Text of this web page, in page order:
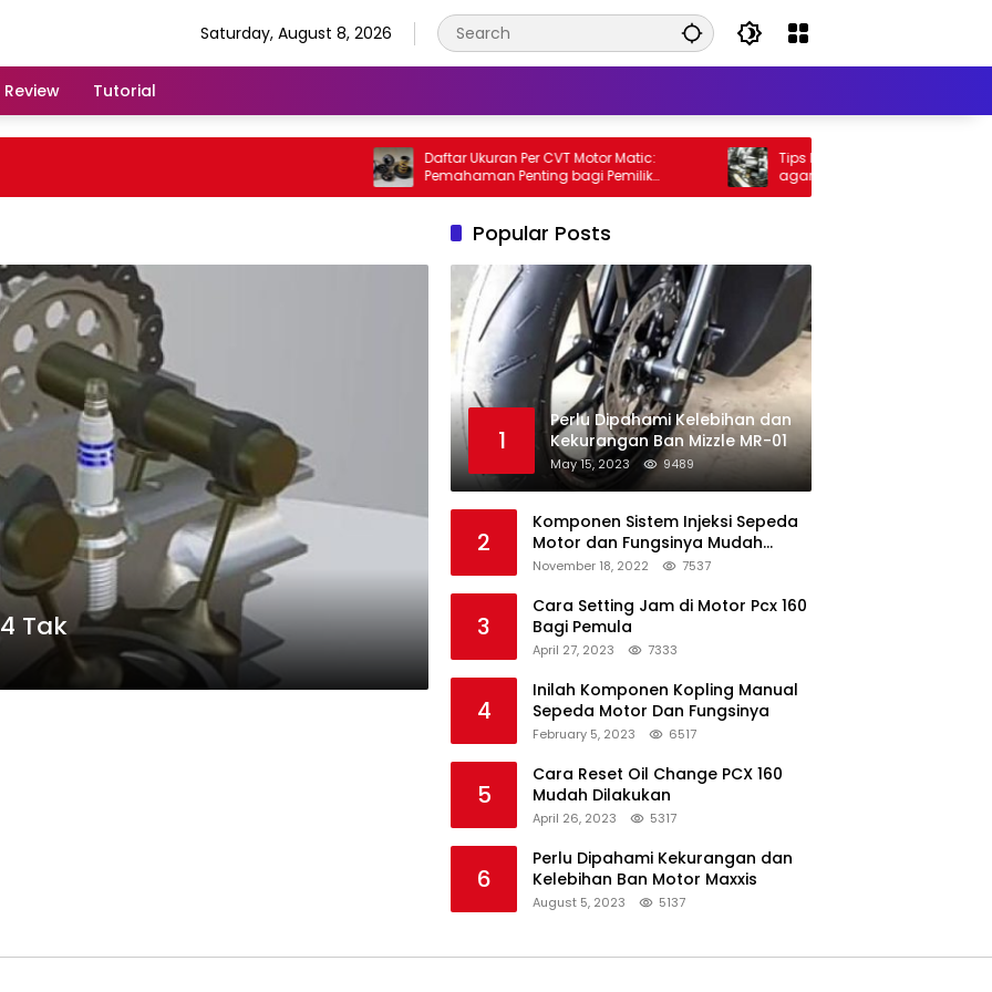
Saturday, August 8, 2026
Review Tutorial
Daftar Ukuran Per CVT Motor Matic:
Pemahaman Penting bagi Pemilik
Kendaraan
Tips Meningkatkan Performa Motor
agar Lebih Kencang
Tak
Popular Posts
1
Perlu Dipahami Kelebihan dan
Kekurangan Ban Mizzle MR-01
May 15, 2023 9489
2
Komponen Sistem Injeksi Sepeda
Motor dan Fungsinya Mudah
Untuk Dipahami
November 18, 2022 7537
3
Cara Setting Jam di Motor Pcx 160
Bagi Pemula
April 27, 2023 7333
4
Inilah Komponen Kopling Manual
Sepeda Motor Dan Fungsinya
February 5, 2023 6517
5
Cara Reset Oil Change PCX 160
Mudah Dilakukan
April 26, 2023 5317
6
Perlu Dipahami Kekurangan dan
Kelebihan Ban Motor Maxxis
August 5, 2023 5137